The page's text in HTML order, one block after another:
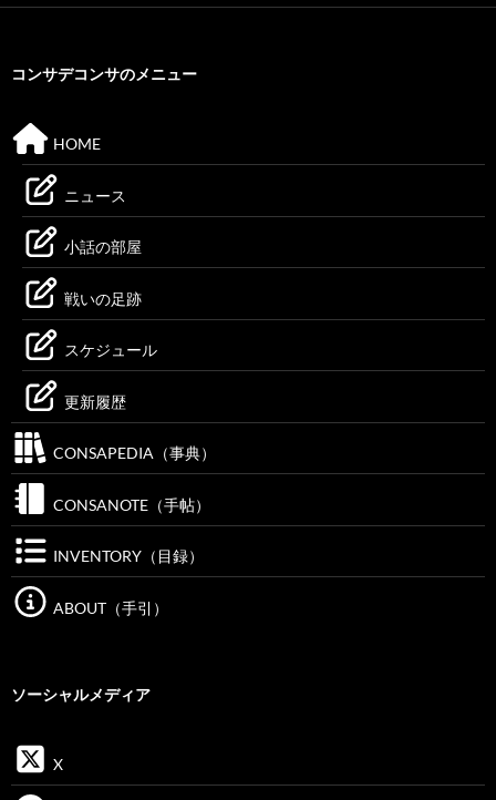
コンサデコンサのメニュー
HOME
ニュース
小話の部屋
戦いの足跡
スケジュール
更新履歴
CONSAPEDIA（事典）
CONSANOTE（手帖）
INVENTORY（目録）
ABOUT（手引）
ソーシャルメディア
X